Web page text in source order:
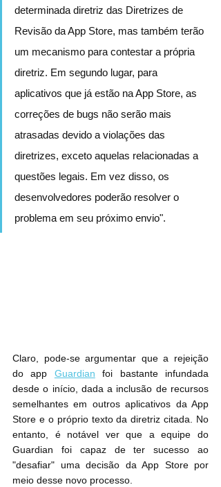
determinada diretriz das Diretrizes de
Revisão da App Store, mas também terão
um mecanismo para contestar a própria
diretriz. Em segundo lugar, para
aplicativos que já estão na App Store, as
correções de bugs não serão mais
atrasadas devido a violações das
diretrizes, exceto aquelas relacionadas a
questões legais. Em vez disso, os
desenvolvedores poderão resolver o
problema em seu próximo envio".
Claro, pode-se argumentar que a rejeição
do app Guardian foi bastante infundada
desde o início, dada a inclusão de recursos
semelhantes em outros aplicativos da App
Store e o próprio texto da diretriz citada. No
entanto, é notável ver que a equipe do
Guardian foi capaz de ter sucesso ao
"desafiar" uma decisão da App Store por
meio desse novo processo.